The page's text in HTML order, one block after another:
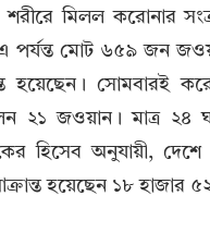
শরীরে মিলল করোনার
মোট ৬৫৯ জন
সোমবারই
২১ জওয়ান। মাত্র ২৪
হিসেব অনুযায়ী,
হয়েছেন ১৮ হাজার